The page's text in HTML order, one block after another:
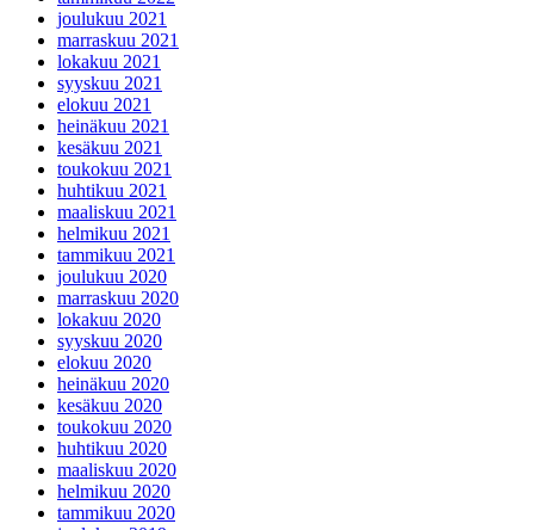
joulukuu 2021
marraskuu 2021
lokakuu 2021
syyskuu 2021
elokuu 2021
heinäkuu 2021
kesäkuu 2021
toukokuu 2021
huhtikuu 2021
maaliskuu 2021
helmikuu 2021
tammikuu 2021
joulukuu 2020
marraskuu 2020
lokakuu 2020
syyskuu 2020
elokuu 2020
heinäkuu 2020
kesäkuu 2020
toukokuu 2020
huhtikuu 2020
maaliskuu 2020
helmikuu 2020
tammikuu 2020